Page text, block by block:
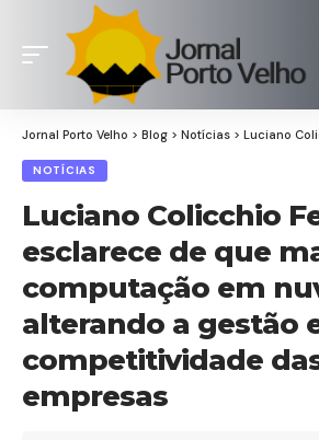
Jornal Porto Velho > Blog > Notícias > Luciano Colicchio Fernandes esclarece de que
NOTÍCIAS
Luciano Colicchio
esclarece de que
computação em
alterando a gestão
competitividade
empresas